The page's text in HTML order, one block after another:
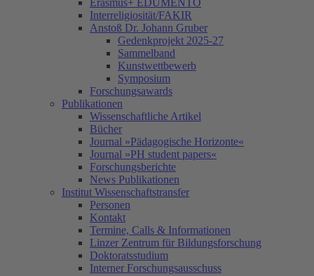
Erasmus+ EDUMENTO
Interreligiosität/FAKIR
Anstoß Dr. Johann Gruber
Gedenkprojekt 2025-27
Sammelband
Kunstwettbewerb
Symposium
Forschungsawards
Publikationen
Wissenschaftliche Artikel
Bücher
Journal »Pädagogische Horizonte«
Journal »PH student papers«
Forschungsberichte
News Publikationen
Institut Wissenschaftstransfer
Personen
Kontakt
Termine, Calls & Informationen
Linzer Zentrum für Bildungsforschung
Doktoratsstudium
Interner Forschungsausschuss